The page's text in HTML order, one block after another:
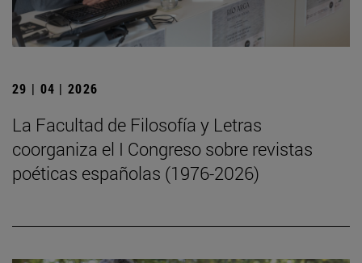
29 | 04 | 2026
La Facultad de Filosofía y Letras
coorganiza el I Congreso sobre revistas
poéticas españolas (1976-2026)